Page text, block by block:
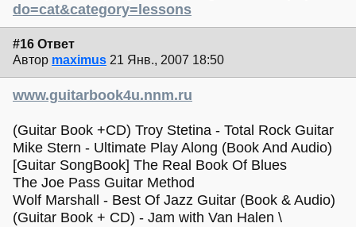
do=cat&category=lessons
#16 Ответ
Автор maximus 21 Янв., 2007 18:50
www.guitarbook4u.nnm.ru
(Guitar Book +CD) Troy Stetina - Total Rock Guitar
Mike Stern - Ultimate Play Along (Book And Audio)
[Guitar SongBook] The Real Book Of Blues
The Joe Pass Guitar Method
Wolf Marshall - Best Of Jazz Guitar (Book & Audio)
(Guitar Book + CD) - Jam with Van Halen \